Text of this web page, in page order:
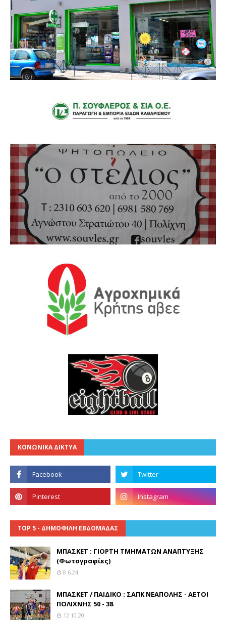
ΚΟΝΩΝΙΚΑ ΔΙΚΤΥΑ
TOP 5 - ΔΗΜΟΦΙΛΗ ΕΒΔΟΜΑΔΑΣ
ΜΠΑΣΚΕΤ : ΓΙΟΡΤΗ ΤΜΗΜΑΤΩΝ ΑΝΑΠΤΥΞΗΣ
(Φωτογραφίες)
8.6.24
ΜΠΑΣΚΕΤ / ΠΑΙΔΙΚΟ : ΣΑΠΚ ΝΕΑΠΟΛΗΣ - ΑΕΤΟΙ
ΠΟΛΙΧΝΗΣ 50 - 38
12.10.20